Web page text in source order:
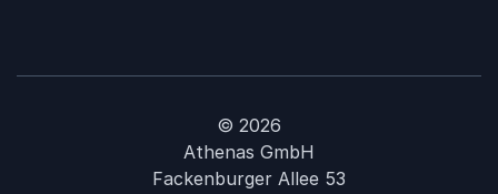
© 2026
Athenas GmbH
Fackenburger Allee 53